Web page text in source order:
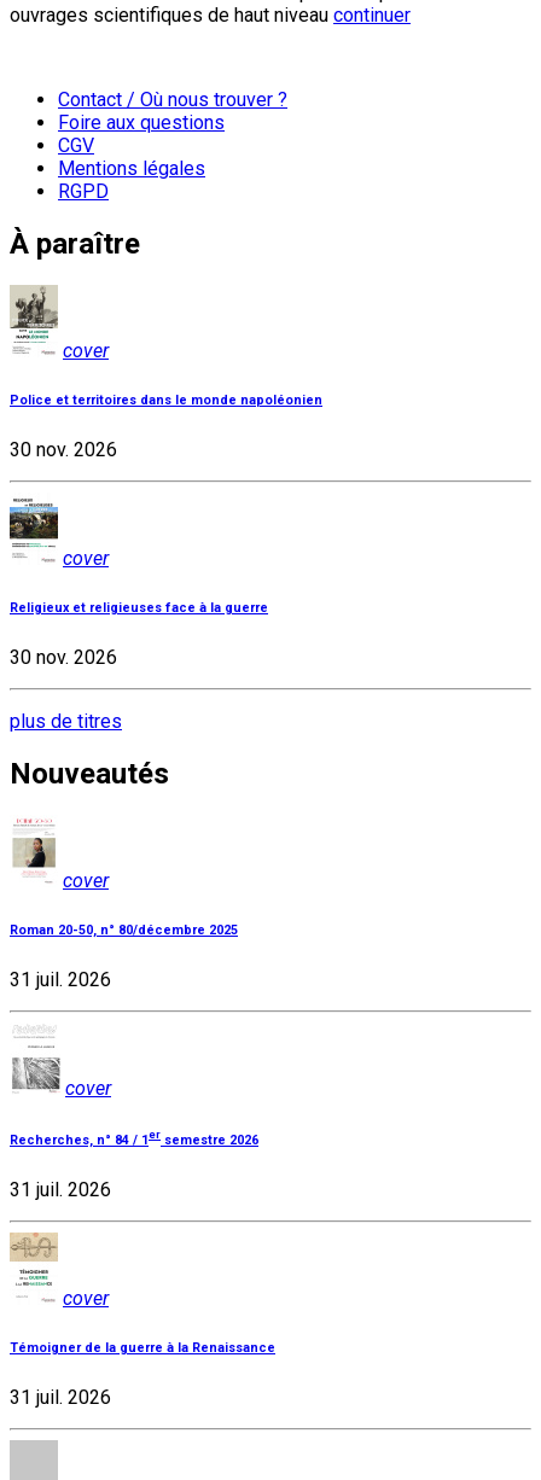
ouvrages scientifiques de haut niveau continuer
Contact / Où nous trouver ?
Foire aux questions
CGV
Mentions légales
RGPD
À paraître
cover
Police et territoires dans le monde napoléonien
30 nov. 2026
cover
Religieux et religieuses face à la guerre
30 nov. 2026
plus de titres
Nouveautés
cover
Roman 20-50, n° 80/décembre 2025
31 juil. 2026
cover
Recherches, n° 84 / 1 er semestre 2026
31 juil. 2026
cover
Témoigner de la guerre à la Renaissance
31 juil. 2026